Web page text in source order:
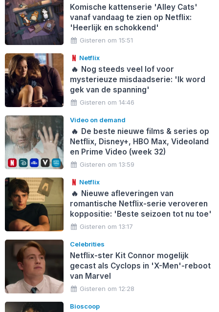
Komische kattenserie 'Alley Cats'
vanaf vandaag te zien op Netflix:
'Heerlijk en schokkend'
Gisteren om 15:51
Netflix
🔥 Nog steeds veel lof voor
mysterieuze misdaadserie: 'Ik word
gek van de spanning'
Gisteren om 14:46
Video on demand
🔥 De beste nieuwe films & series op
Netflix, Disney+, HBO Max, Videoland
en Prime Video (week 32)
Gisteren om 13:59
Netflix
🔥 Nieuwe afleveringen van
romantische Netflix-serie veroveren
koppositie: 'Beste seizoen tot nu toe'
Gisteren om 13:17
Celebrities
Netflix-ster Kit Connor mogelijk
gecast als Cyclops in 'X-Men'-reboot
van Marvel
Gisteren om 12:28
Bioscoop